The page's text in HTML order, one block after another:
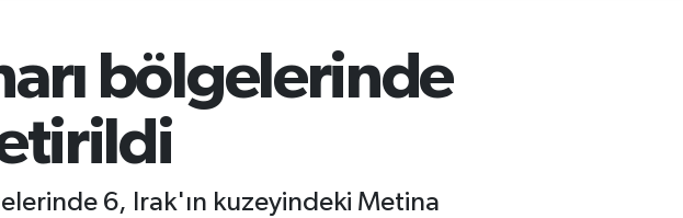
bölgelerinde
6, Irak'ın kuzeyindeki Metina